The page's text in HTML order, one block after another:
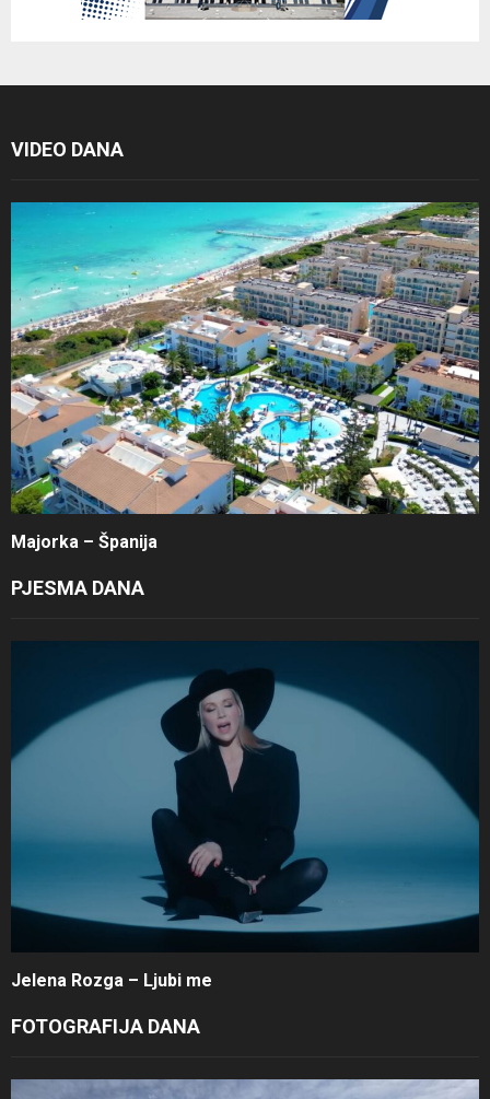
VIDEO DANA
Majorka – Španija
PJESMA DANA
Jelena Rozga – Ljubi me
FOTOGRAFIJA DANA